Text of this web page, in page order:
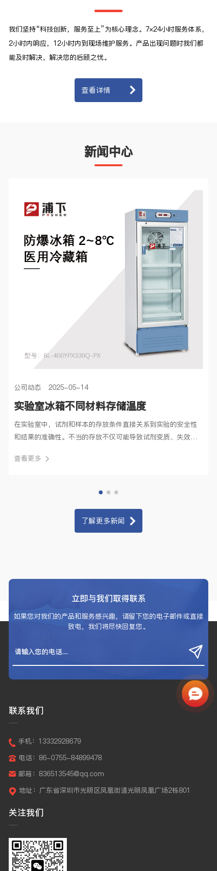
我们坚持“科技创新，服务至上”为核心理念。7×24小时服务体系，
2小时内响应，12小时内到现场维护服务。产品出现问题时我们都
能及时解决，解决您的后顾之忧。
查看详情
新闻中心
公司动态 2025-05-14
实验室冰箱不同材料存储温度
在实验室中，试剂和样本的存放条件直接关系到实验的安全性
和结果的准确性。不当的存放不仅可能导致试剂变质、失效，
查看更多
了解更多新闻
立即与我们取得联系
如果您对我们的产品和服务感兴趣，请留下您的电子邮件或直接
致电，我们将尽快回复您。
联系我们
手机：13332928679
电话：86-0755-84899478
邮箱：836513545@qq.com
地址：广东省深圳市光明区凤凰街道光明凤凰广场2栋801
关注我们